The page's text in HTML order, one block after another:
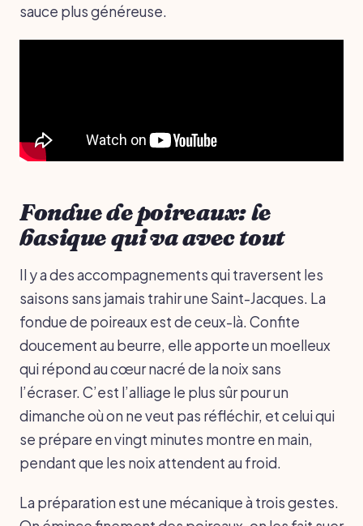
sauce plus généreuse.
Fondue de poireaux: le
basique qui va avec tout
Il y a des accompagnements qui traversent les
saisons sans jamais trahir une Saint-Jacques. La
fondue de poireaux est de ceux-là. Confite
doucement au beurre, elle apporte un moelleux
qui répond au cœur nacré de la noix sans
l’écraser. C’est l’alliage le plus sûr pour un
dimanche où on ne veut pas réfléchir, et celui qui
se prépare en vingt minutes montre en main,
pendant que les noix attendent au froid.
La préparation est une mécanique à trois gestes.